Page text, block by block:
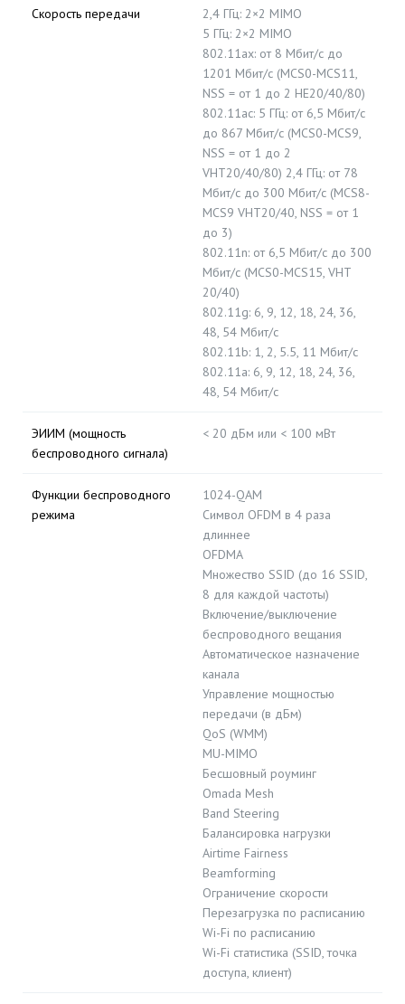
Скороcть передачи
2,4 ГГц: 2×2 MIMO
5 ГГц: 2×2 MIMO
802.11ax: от 8 Мбит/с до
1201 Мбит/с (MCS0-MCS11,
NSS = от 1 до 2 HE20/40/80)
802.11ac: 5 ГГц: от 6,5 Мбит/с
до 867 Мбит/с (MCS0-MCS9,
NSS = от 1 до 2
VHT20/40/80) 2,4 ГГц: от 78
Мбит/с до 300 Мбит/с (MCS8-
MCS9 VHT20/40, NSS = от 1
до 3)
802.11n: от 6,5 Мбит/с до 300
Мбит/с (MCS0-MCS15, VHT
20/40)
802.11g: 6, 9, 12, 18, 24, 36,
48, 54 Мбит/с
802.11b: 1, 2, 5.5, 11 Мбит/с
802.11a: 6, 9, 12, 18, 24, 36,
48, 54 Мбит/с
ЭИИМ (мощность
беспроводного сигнала)
< 20 дБм или < 100 мВт
Функции беспроводного
режима
1024-QAM
Символ OFDM в 4 раза
длиннее
OFDMA
Множество SSID (до 16 SSID,
8 для каждой частоты)
Включение/выключение
беспроводного вещания
Автоматическое назначение
канала
Управление мощностью
передачи (в дБм)
QoS (WMM)
MU-MIMO
Бесшовный роуминг
Omada Mesh
Band Steering
Балансировка нагрузки
Airtime Fairness
Beamforming
Ограничение скорости
Перезагрузка по расписанию
Wi-Fi по расписанию
Wi-Fi статистика (SSID, точка
доступа, клиент)